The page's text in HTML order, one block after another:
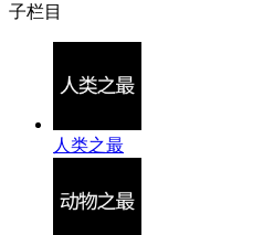
子栏目
人类之最